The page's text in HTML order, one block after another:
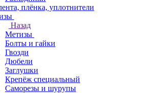
плёнка, уплотнители
Назад
Метизы
Болты и гайки
Гвозди
Дюбели
Заглушки
Крепёж специальный
Саморезы и шурупы